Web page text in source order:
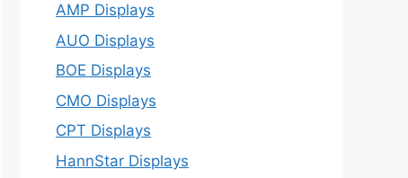
AMP Displays
AUO Displays
BOE Displays
CMO Displays
CPT Displays
HannStar Displays